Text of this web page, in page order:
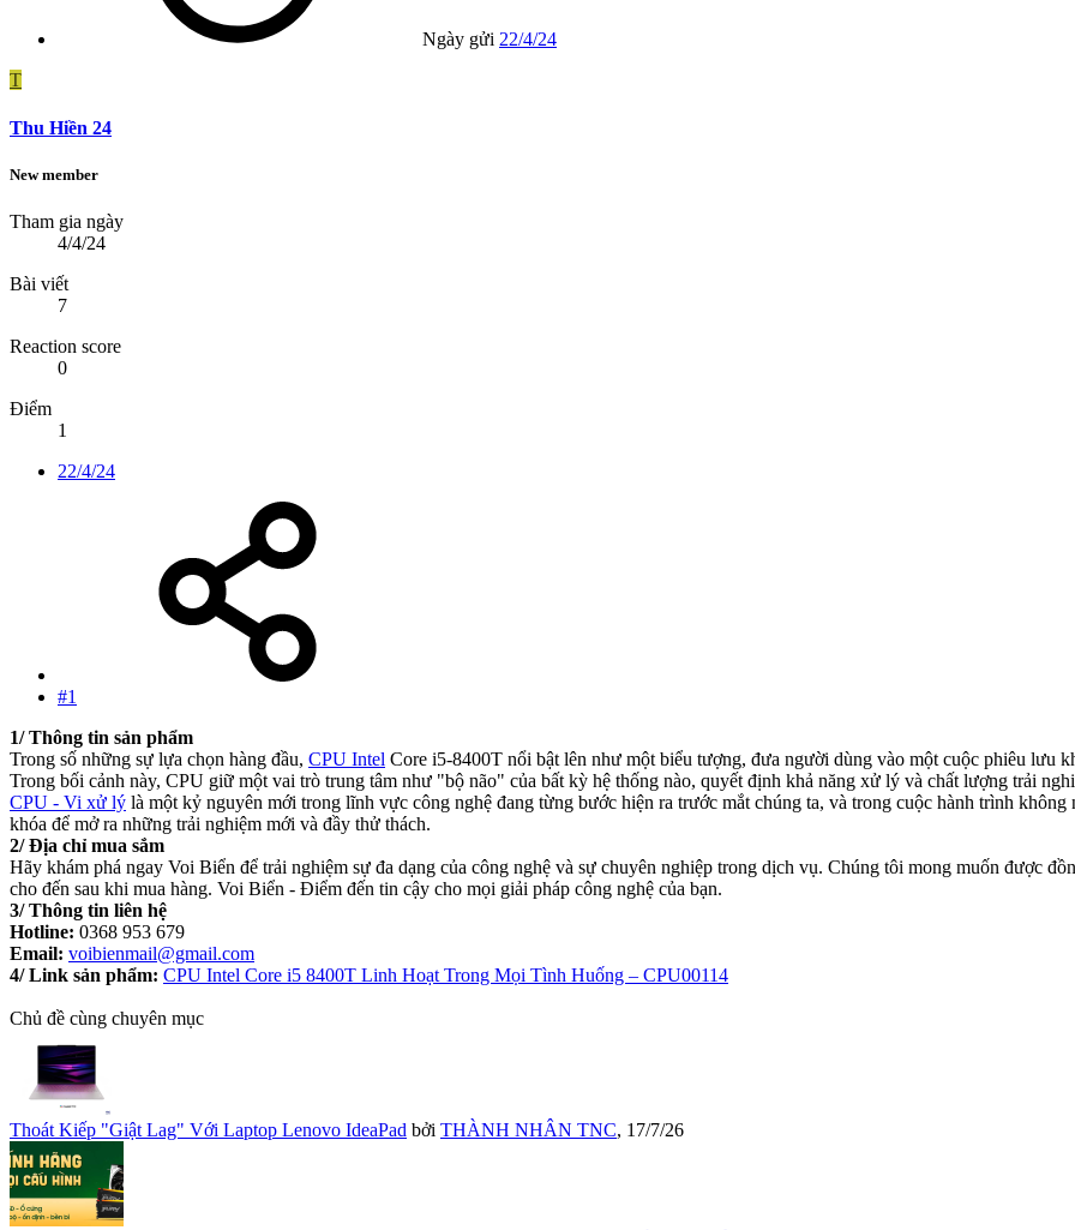
Ngày gửi 22/4/24
T
Thu Hiền 24
New member
Tham gia ngày
4/4/24
Bài viết
7
Reaction score
0
Điểm
1
22/4/24
#1
1/ Thông tin sản phẩm
Trong số những sự lựa chọn hàng đầu, CPU Intel Core i5-8400T nổi bật lên như một biểu tượng, đưa người dùng vào một cuộc phiêu lưu
Trong bối cảnh này, CPU giữ một vai trò trung tâm như "bộ não" của bất kỳ hệ thống nào, quyết định khả năng xử lý và chất lượng trải
CPU - Vi xử lý là một kỷ nguyên mới trong lĩnh vực công nghệ đang từng bước hiện ra trước mắt chúng ta, và trong cuộc hành trình
khóa để mở ra những trải nghiệm mới và đầy thử thách.
2/ Địa chỉ mua sắm
Hãy khám phá ngay Voi Biển để trải nghiệm sự đa dạng của công nghệ và sự chuyên nghiệp trong dịch vụ. Chúng tôi mong muốn được
cho đến sau khi mua hàng. Voi Biển - Điểm đến tin cậy cho mọi giải pháp công nghệ của bạn.
3/ Thông tin liên hệ
Hotline: 0368 953 679
Email: voibienmail@gmail.com
4/ Link sản phẩm: CPU Intel Core i5 8400T Linh Hoạt Trong Mọi Tình Huống – CPU00114
Chủ đề cùng chuyên mục
Thoát Kiếp "Giật Lag" Với Laptop Lenovo IdeaPad bởi THÀNH NHÂN TNC, 17/7/26